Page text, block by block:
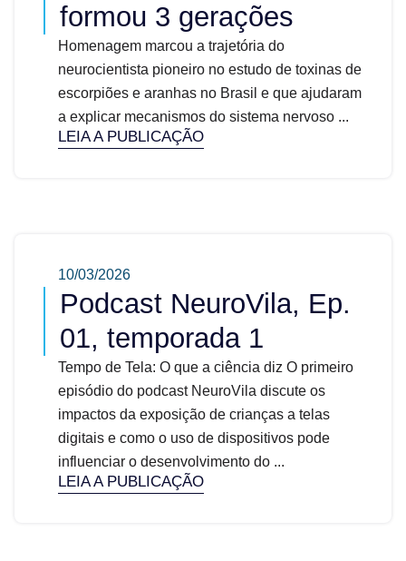
formou 3 gerações
Homenagem marcou a trajetória do
neurocientista pioneiro no estudo de toxinas de
escorpiões e aranhas no Brasil e que ajudaram
a explicar mecanismos do sistema nervoso ...
LEIA A PUBLICAÇÃO
10/03/2026
Podcast NeuroVila, Ep.
01, temporada 1
Tempo de Tela: O que a ciência diz O primeiro
episódio do podcast NeuroVila discute os
impactos da exposição de crianças a telas
digitais e como o uso de dispositivos pode
influenciar o desenvolvimento do ...
LEIA A PUBLICAÇÃO